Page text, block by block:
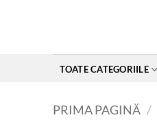
TOATE CATEGORIILE
PRIMA PAGINĂ /